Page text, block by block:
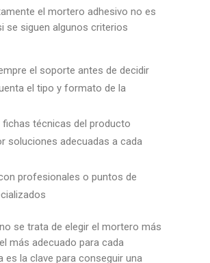
el mortero adhesivo no es
se siguen algunos criterios
el soporte antes de decidir
el tipo y formato de la
fichas técnicas del producto
soluciones adecuadas a cada
profesionales o puntos de
se trata de elegir el mortero más
más adecuado para cada
es la clave para conseguir una